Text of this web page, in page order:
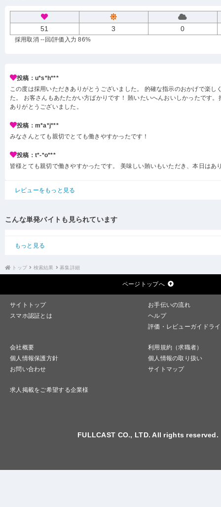
51 3 0
採用取消 --回/評価入力 86%
投稿：u*s*h***
この度は採用いただきありがとうございました。 的確な指示のおかげで楽し
た。 お客さんもあたたかい方ばかりです！ 賄いたいへんおいしかったです。
ありがとうございました。
投稿：m*a*j***
みなさんとても親切でとても働きやすかったです！
投稿：t*-*o***
皆様とても親切で働きやすかったです。 美味しい賄いもいただき、本日はあ
レビューをもっと見る
こんな単発バイトも見られています
もっと見る
トップ 検索結果 募集詳細
ページトップへ
サイトトップ
お手伝いの流れ
スマホ認証とは
ヘルプ
評価・レビューガイドラ
会社概要
利用規約（求職者）
個人情報保護方針
個人情報の取り扱い
お問い合わせ
サイトマップ
求人掲載をご希望する企業様
FULLCAST CO., LTD. All rights reserved.